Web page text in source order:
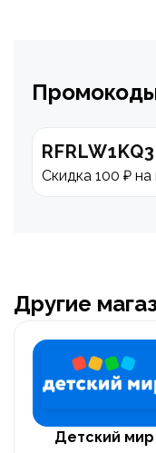
Скидка 100 ₽ на
Другие
Детский мир